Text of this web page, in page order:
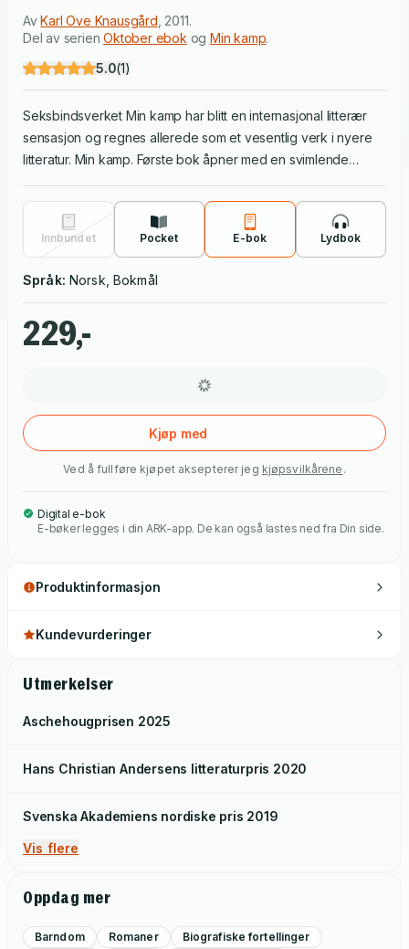
AvKarl Ove Knausgård 2011.
Del av serienOktober ebok ogMin kamp.
5.0(1)
Seksbindsverket Min kamp har blitt en internasjonal litterær
sensasjon og regnes allerede som et vesentlig verk i nyere
litteratur. Min kamp. Første bok åpner med en svimlende
Ove Knausgårds kamp for å mestre livet, seg selv og sine
egne ambisjoner på skrivingens vegne, i en borende prosa
som oppsøker det sårbare, det pinlige og det eksistensielt
Innbundet Pocket E-bok Lydbok
Språk: Norsk, Bokmål
229,-
Kjøp med
Ved å fullføre kjøpet aksepterer jeg kjøpsvilkårene .
Digital e-bok
E-bøker legges i din ARK-app. De kan også lastes ned fra Din side.
Produktinformasjon
Kundevurderinger
Utmerkelser
Aschehougprisen 2025
Hans Christian Andersens litteraturpris 2020
Svenska Akademiens nordiske pris 2019
Vis flere
Oppdag mer
Barndom Romaner
Biografiske fortellinger